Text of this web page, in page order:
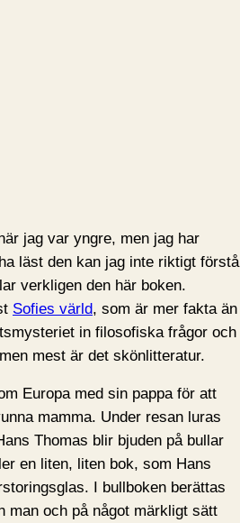
jag var yngre, men jag har
läst den kan jag inte riktigt förstå
verkligen den här boken.
Sofies värld, som är mer fakta än
in filosofiska frågor och
mest är det skönlitteratur.
Europa med sin pappa för att
mamma. Under resan luras
Thomas blir bjuden på bullar
en liten, liten bok, som Hans
I bullboken berättas
man och på något märkligt sätt